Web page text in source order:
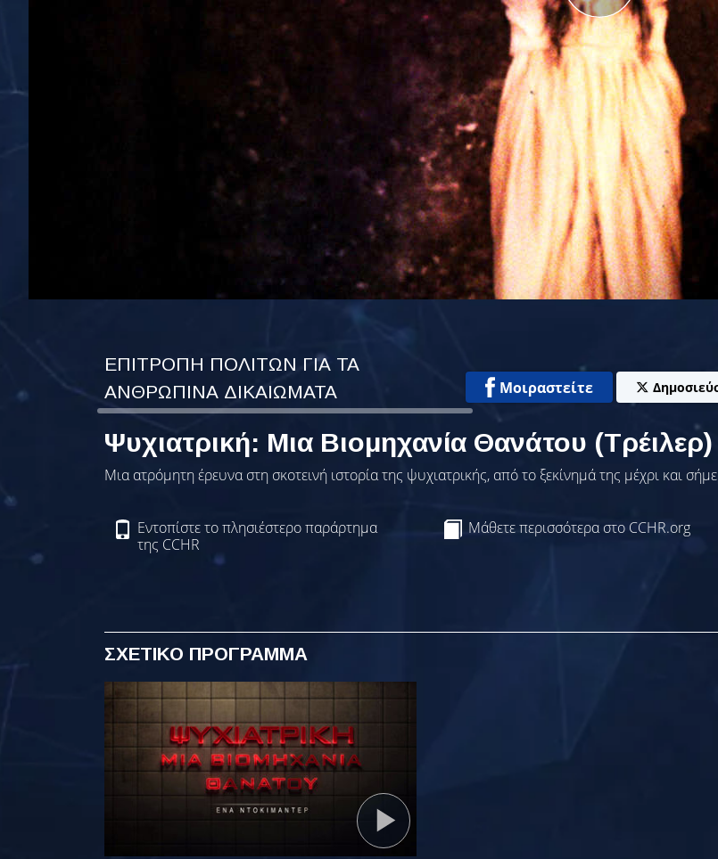
Play
Video
ΕΠΙΤΡΟΠΗ ΠΟΛΙΤΩΝ ΓΙΑ ΤΑ
ΑΝΘΡΩΠΙΝΑ ΔΙΚΑΙΩΜΑΤΑ
Μοιραστείτε
Ψυχιατρική: Μια Βιομηχανία Θανάτου (Τρέιλερ)
Μια ατρόμητη έρευνα στη σκοτεινή ιστορία της ψυχιατρικής, από το ξεκίνημά της μέχρι και
Εντοπίστε το πλησιέστερο παράρτημα
της CCHR
Μάθετε περισσότερα στο CCHR.org
ΣΧΕΤΙΚΟ ΠΡΟΓΡΑΜΜΑ